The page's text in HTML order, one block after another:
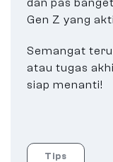
dan pas
Gen Z yang
Semangat
atau tugas
siap menanti!
Tips